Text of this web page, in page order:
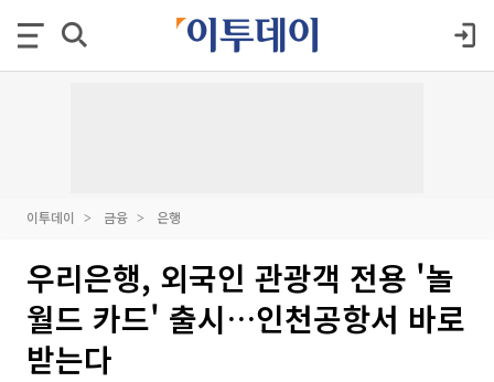
이투데이 금융 은행
우리은행, 외국인 관광객 전용 '놀
월드 카드' 출시…인천공항서 바로
받는다